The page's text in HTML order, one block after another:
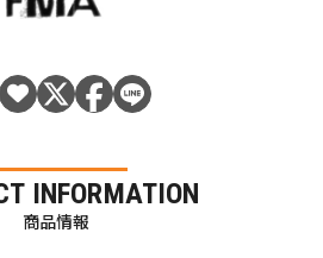
INFORMATION
商品情報